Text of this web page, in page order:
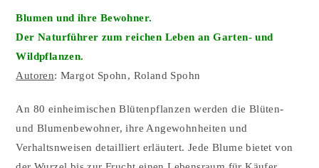
Blumen und ihre Bewohner.
Der Naturführer zum reichen Leben an Garten- und
Wildpflanzen.
Autoren: Margot Spohn, Roland Spohn
An 80 einheimischen Blütenpflanzen werden die Blüten-
und Blumenbewohner, ihre Angewohnheiten und
Verhaltsnweisen detailliert erläutert. Jede Blume bietet von